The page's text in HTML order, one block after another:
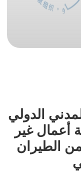
الدولي
أعمال غير
الطيران